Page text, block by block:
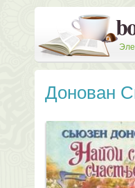
Донован